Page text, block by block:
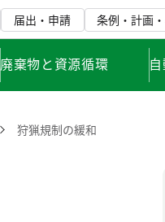
届出・申請 条例・計画
廃棄物と資源循環
狩猟規制の緩和